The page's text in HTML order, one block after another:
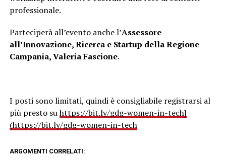
professionale.
Parteciperà all’evento anche l’Assessore
all’Innovazione, Ricerca e Startup della Regione
Campania, Valeria Fascione.
I posti sono limitati, quindi è consigliabile registrarsi al
più presto suhttps://bit.ly/gdg-women-in-tech]
(https://bit.ly/gdg-women-in-tech
ARGOMENTI CORRELATI: